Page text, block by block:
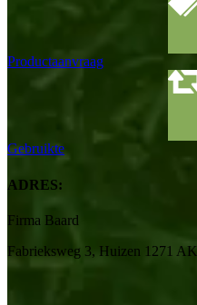
Productaanvraag
Gebruikte
ADRES:
Firma Baard
Fabrieksweg 3, Huizen 1271 AK